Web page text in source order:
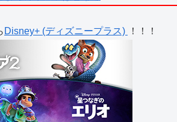
Disney+ (ディズニープラス) ！！！